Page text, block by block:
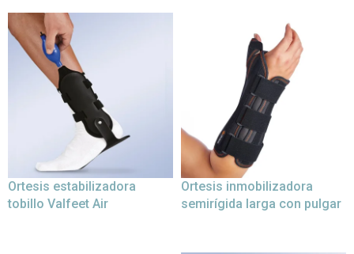
Ortesis estabilizadora
tobillo Valfeet Air
Ortesis inmobilizadora
semirígida larga con pulgar